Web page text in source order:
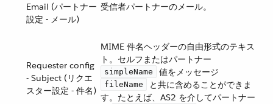
Email (パートナー
設定 - メール)
受信者パートナーのメール。
Requester config
- Subject (リクエ
スター設定 - 件名)
MIME 件名ヘッダーの自由形式のテキス
ト。セルフまたはパートナー ​
simpleName ​ 値をメッセージ ​
fileName
​ と共に含めることができま
す。たとえば、AS2 を介してパートナー